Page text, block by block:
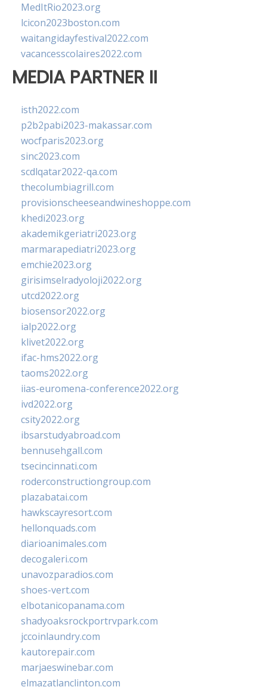
MedItRio2023.org
lcicon2023boston.com
waitangidayfestival2022.com
vacancesscolaires2022.com
MEDIA PARTNER II
isth2022.com
p2b2pabi2023-makassar.com
wocfparis2023.org
sinc2023.com
scdlqatar2022-qa.com
thecolumbiagrill.com
provisionscheeseandwineshoppe.com
khedi2023.org
akademikgeriatri2023.org
marmarapediatri2023.org
emchie2023.org
girisimselradyoloji2022.org
utcd2022.org
biosensor2022.org
ialp2022.org
klivet2022.org
ifac-hms2022.org
taoms2022.org
iias-euromena-conference2022.org
ivd2022.org
csity2022.org
ibsarstudyabroad.com
bennusehgall.com
tsecincinnati.com
roderconstructiongroup.com
plazabatai.com
hawkscayresort.com
hellonquads.com
diarioanimales.com
decogaleri.com
unavozparadios.com
shoes-vert.com
elbotanicopanama.com
shadyoaksrockportrvpark.com
jccoinlaundry.com
kautorepair.com
marjaeswinebar.com
elmazatlanclinton.com